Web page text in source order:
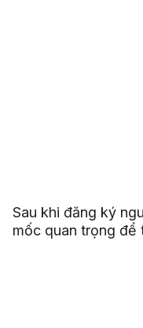
Sau khi đăng ký
mốc quan trọng để